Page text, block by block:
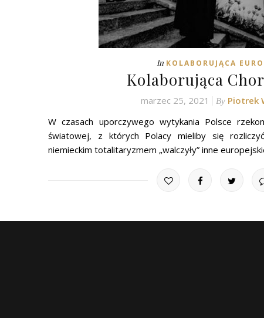
In KOLABORUJĄCA
Kolaborująca
marzec 25, 2021 By Piotrek
W czasach uporczywego wytykania Polsce
światowej, z których Polacy mieliby się
niemieckim totalitaryzmem „walczyły” inne